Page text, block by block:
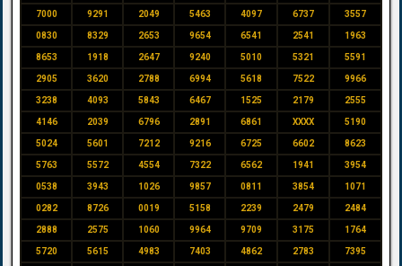
7000 9291 2049 5463 4097 6737 3557
0830 8329 2653 9654 6541 2541 1963
8653 1918 2647 9240 5010 5321 5591
2905 3620 2788 6994 5618 7522 9966
3238 4093 5843 6467 1525 2179 2555
4146 2039 6796 2891 6861 XXXX 5190
5024 5601 7212 9216 6725 6602 8623
5763 5572 4554 7322 6562 1941 3954
0538 3943 1026 9857 0811 3854 1071
0282 8726 0019 5158 2239 2479 2484
2888 2575 1060 9964 9709 3175 1764
5720 5615 4983 7403 4862 2783 7395